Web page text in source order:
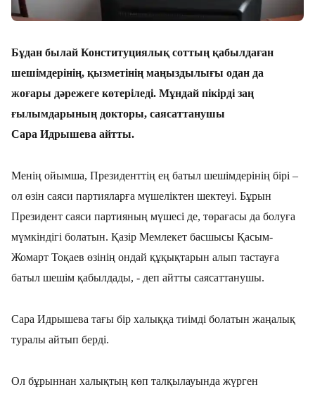
Бұдан былай Конституциялық соттың қабылдаған
шешімдерінің, қызметінің маңыздылығы одан да
жоғары дәрежеге көтеріледі. Мұндай пікірді заң
ғылымдарының докторы, саясаттанушы
Сара Идрышева айтты.
Менің ойымша, Президенттің ең батыл шешімдерінің бірі –
ол өзін саяси партияларға мүшеліктен шектеуі. Бұрын
Президент саяси партияның мүшесі де, төрағасы да болуға
мүмкіндігі болатын. Қазір Мемлекет басшысы Қасым-
Жомарт Тоқаев өзінің ондай құқықтарын алып тастауға
батыл шешім қабылдады, - деп айтты саясаттанушы.
Сара Идрышева тағы бір халыққа тиімді болатын жаңалық
туралы айтып берді.
Ол бұрыннан халықтың көп талқылауында жүрген